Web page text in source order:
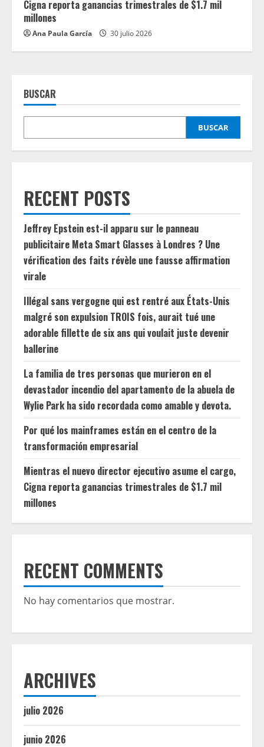
Cigna reporta ganancias trimestrales de $1.7 mil
millones
Ana Paula García 30 julio 2026
BUSCAR
BUSCAR
RECENT POSTS
Jeffrey Epstein est-il apparu sur le panneau
publicitaire Meta Smart Glasses à Londres ? Une
vérification des faits révèle une fausse affirmation
virale
Illégal sans vergogne qui est rentré aux États-Unis
malgré son expulsion TROIS fois, aurait tué une
adorable fillette de six ans qui voulait juste devenir
ballerine
La familia de tres personas que murieron en el
devastador incendio del apartamento de la abuela de
Wylie Park ha sido recordada como amable y devota.
Por qué los mainframes están en el centro de la
transformación empresarial
Mientras el nuevo director ejecutivo asume el cargo,
Cigna reporta ganancias trimestrales de $1.7 mil
millones
RECENT COMMENTS
No hay comentarios que mostrar.
ARCHIVES
julio 2026
junio 2026